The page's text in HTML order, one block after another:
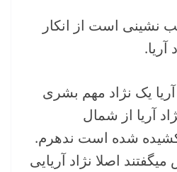
نشینی است از انکار
آریا.
یک نژاد مهم بشری
آریا از شمال
کشیده شده است ندهرم.
اصلا نژاد آریایی